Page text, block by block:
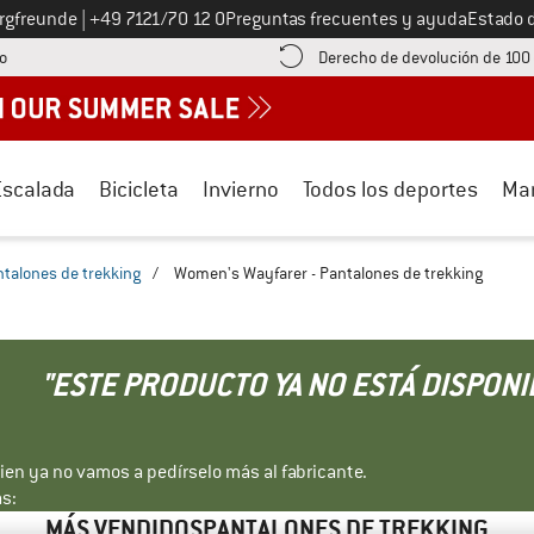
Llámenos al
+49 7121/70 12 0Preguntas frecuentes y ayudaEstado
¡encuentre información sobre el pago aquí! Se abre en una ventana de
Derecho de devolución de
Bicicleta Invierno Todos los deportes
de trekking / Women's Wayfarer - Pantalones de trekking
"ESTE PRODUCTO YA NO ESTÁ
ya no vamos a pedírselo más al fabricante.